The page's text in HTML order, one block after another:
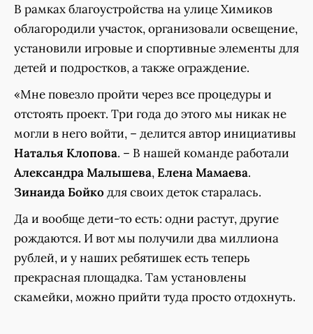
В рамках благоустройства на улице Химиков
облагородили участок, организовали освещение,
установили игровые и спортивные элементы для
детей и подростков, а также ограждение.
«Мне повезло пройти через все процедуры и
отстоять проект. Три года до этого мы никак не
могли в него войти, – делится автор инициативы
Наталья Клопова. – В нашей команде работали
Александра Малышева,Елена Мамаева.
Зинаида Бойкодля своих деток старалась.
Да и вообще дети-то есть: одни растут, другие
рождаются. И вот мы получили два миллиона
рублей, и у наших ребятишек есть теперь
прекрасная площадка. Там установлены
скамейки, можно прийти туда просто отдохнуть.